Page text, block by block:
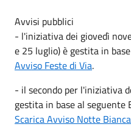
Avvisi pubblici
- l'iniziativa dei giovedì
e 25 luglio) è gestita in
Avviso Feste di Via.
- il secondo per l'iniziativa
gestita in base al seguente
Scarica Avviso Notte